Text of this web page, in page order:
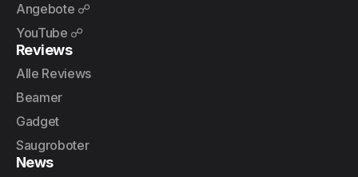
Angebote ☍
YouTube ☍
Reviews
Alle Reviews
Beamer
Gadget
Saugroboter
News